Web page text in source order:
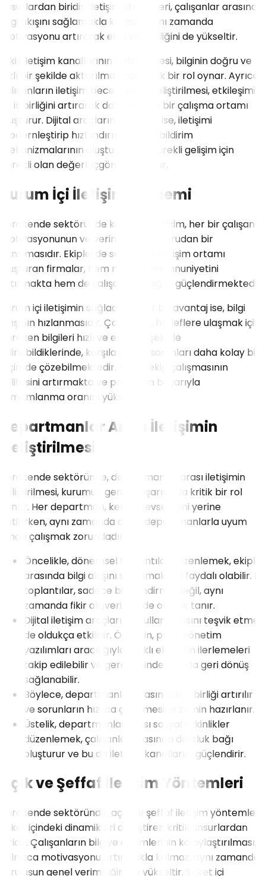
unsurlardan biridir. İletişim stratejileri, çalışanlar arasında
bilgi akışını sağlamakla kalmaz, aynı zamanda
motivasyonu artırarak ekip verimliliğini de yükseltir.
Etkili iletişim kanallarının belirlenmesi, bilginin doğru ve
hızlı bir şekilde aktarılmasında kritik bir rol oynar. Ayrıca,
çalışanların iletişim becerilerinin geliştirilmesi, etkileşimi
ve iş birliğini artırarak daha sağlıklı bir çalışma ortamı
oluşturur. Dijital araçların kullanımı ise, iletişimi
modernleştirip hızlandırırken, geri bildirim
mekanizmalarının oluşturulması, sürekli gelişim için
gerekli olan değerli içgörüleri sağlar.
Kurum İçi İletişimin Önemi
Perakende sektöründe kurum içi iletişim, her bir çalışanın
motivasyonunun ve verimliliğinin doğrudan bir
yansımasıdır. Ekiplerde sağlıklı bir iletişim ortamı
oluşturan firmalar, hem müşteri memnuniyetini
artırmakta hem de çalışan bağlılığını güçlendirmektedir.
Kurum içi iletişimin sağladığı diğer bir avantaj ise, bilgi
akışının hızlanmasıdır. Çalışanlar, hedeflere ulaşmak için
gereken bilgileri hızlı ve etkili bir şekilde
edinebildiklerinde, karşılaştıkları sorunları daha kolay bir
biçimde çözebilmektedir. Bu da, ekip çalışmasının
kalitesini artırmakta ve projelerin başarıyla
tamamlanma oranını yükseltir.
Departmanlar Arası İletişimin
Geliştirilmesi
Perakende sektöründe, departmanlar arası iletişimin
geliştirilmesi, kurumun genel başarısında kritik bir rol
oynar. Her departman, kendi işlevselliğini yerine
getirirken, aynı zamanda diğer departmanlarla uyum
içinde çalışmak zorundadır.
Öncelikle, dönemsel toplantılar düzenlemek, ekipler
arasında bilgi akışını sağlamak için faydalı olabilir. Bu
toplantılar, sadece bilgilendirme değil, aynı
zamanda fikir alışverişine de olanak tanır.
Dijital iletişim araçlarının kullanılmasını teşvik etmek
de oldukça etkilidir. Örneğin, proje yönetim
yazılımları aracılığıyla, farklı ekiplerin ilerlemeleri
takip edilebilir ve gerektiğinde anında geri dönüş
sağlanabilir.
Böylece, departmanlar arasındaki iş birliği artırılır
ve sorunların hızlıca çözülmesine zemin hazırlanır.
Üstelik, departmanlar arası sosyal etkinlikler
düzenlemek, çalışanlar arasında dostluk bağı
oluşturur ve bu da iletişim kanallarını güçlendirir.
Açık ve Şeffaf İletişim Yöntemleri
Perakende sektöründe, açık ve şeffaf iletişim yöntemleri,
şirket içindeki dinamikleri değiştiren kritik unsurlardan
biridir. Çalışanların bilgiye erişimlerinin kolaylaştırılması,
yalnızca motivasyonu artırmakla kalmaz, aynı zamanda
kuruluşun genel verimliliğini de yükseltir. Şirket içi